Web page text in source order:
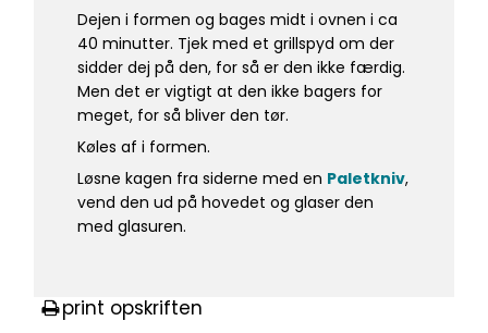
Dejen i formen og bages midt i ovnen i ca
40 minutter. Tjek med et grillspyd om der
sidder dej på den, for så er den ikke færdig.
Men det er vigtigt at den ikke bagers for
meget, for så bliver den tør.
Køles af i formen.
Løsne kagen fra siderne med en Paletkniv,
vend den ud på hovedet og glaser den
med glasuren.
print opskriften